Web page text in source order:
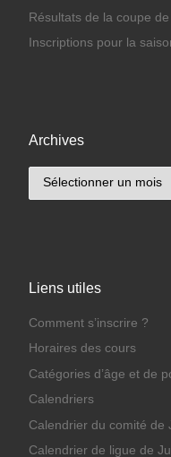
Résultats de la coupe
Inscriptions pour la
Archives
Liens utiles
Comment s’inscrire ?
Horaires des cours
Catégories d’âge et de
Calendriers
Calendrier du comité de
Calendrier de ligue de